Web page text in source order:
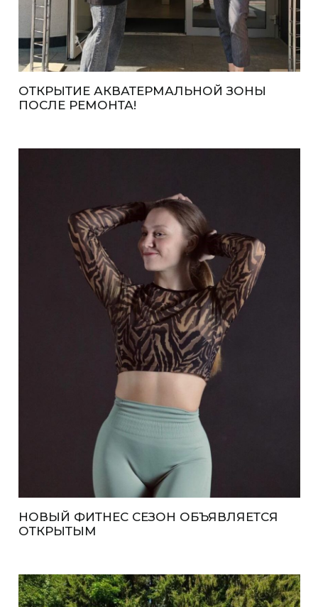
ОТКРЫТИЕ АКВАТЕРМАЛЬНОЙ ЗОНЫ
ПОСЛЕ РЕМОНТА!
НОВЫЙ ФИТНЕС СЕЗОН ОБЪЯВЛЯЕТСЯ
ОТКРЫТЫМ